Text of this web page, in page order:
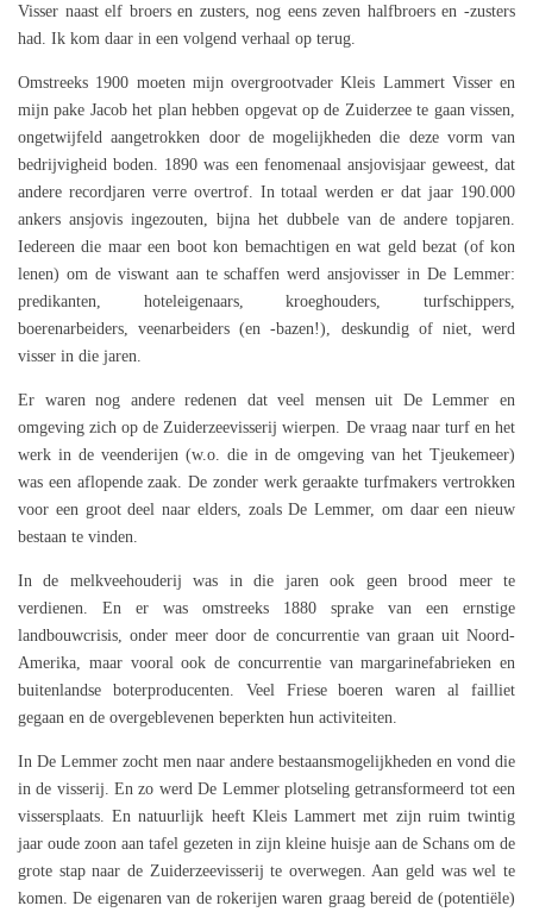
Visser naast elf broers en zusters, nog eens zeven halfbroers en -zusters
had. Ik kom daar in een volgend verhaal op terug.
Omstreeks 1900 moeten mijn overgrootvader Kleis Lammert Visser en
mijn pake Jacob het plan hebben opgevat op de Zuiderzee te gaan vissen,
ongetwijfeld aangetrokken door de mogelijkheden die deze vorm van
bedrijvigheid boden. 1890 was een fenomenaal ansjovisjaar geweest, dat
andere recordjaren verre overtrof. In totaal werden er dat jaar 190.000
ankers ansjovis ingezouten, bijna het dubbele van de andere topjaren.
Iedereen die maar een boot kon bemachtigen en wat geld bezat (of kon
lenen) om de viswant aan te schaffen werd ansjovisser in De Lemmer:
predikanten, hoteleigenaars, kroeghouders, turfschippers,
boerenarbeiders, veenarbeiders (en -bazen!), deskundig of niet, werd
visser in die jaren.
Er waren nog andere redenen dat veel mensen uit De Lemmer en
omgeving zich op de Zuiderzeevisserij wierpen. De vraag naar turf en het
werk in de veenderijen (w.o. die in de omgeving van het Tjeukemeer)
was een aflopende zaak. De zonder werk geraakte turfmakers vertrokken
voor een groot deel naar elders, zoals De Lemmer, om daar een nieuw
bestaan te vinden.
In de melkveehouderij was in die jaren ook geen brood meer te
verdienen. En er was omstreeks 1880 sprake van een ernstige
landbouwcrisis, onder meer door de concurrentie van graan uit Noord-
Amerika, maar vooral ook de concurrentie van margarinefabrieken en
buitenlandse boterproducenten. Veel Friese boeren waren al failliet
gegaan en de overgeblevenen beperkten hun activiteiten.
In De Lemmer zocht men naar andere bestaansmogelijkheden en vond die
in de visserij. En zo werd De Lemmer plotseling getransformeerd tot een
vissersplaats. En natuurlijk heeft Kleis Lammert met zijn ruim twintig
jaar oude zoon aan tafel gezeten in zijn kleine huisje aan de Schans om de
grote stap naar de Zuiderzeevisserij te overwegen. Aan geld was wel te
komen. De eigenaren van de rokerijen waren graag bereid de (potentiële)